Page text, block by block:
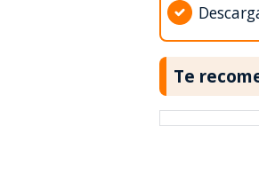
Te